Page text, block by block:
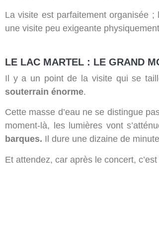
La visite est parfaitement organisée
une visite peu exigeante
LE LAC MARTEL : LE GRAND
Il y a un point de la visite qui se
souterrain énorme.
Cette masse d’eau ne se distingue
moment-là, les lumières vont
barques. Il dure une dizaine de
Et attendez, car après le concert,